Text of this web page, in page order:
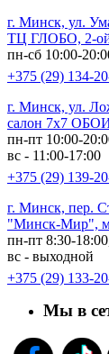
г. Минск, ул.
ТЦ ГЛОБО, 2-
пн-сб 10:00-
+375 (29) 134-
г. Минск, ул.
салон 7х7
пн-пт 10:00-
вс - 11:00-17:00
+375 (29) 139-
г. Минск, пер.
"Минск-Мир",
пн-пт 8:30-
вс - выходной
+375 (29) 133-
Мы в